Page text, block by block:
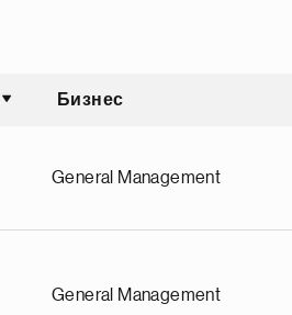
Сортировать по возрастанию
Бизнес
General Management
General Management